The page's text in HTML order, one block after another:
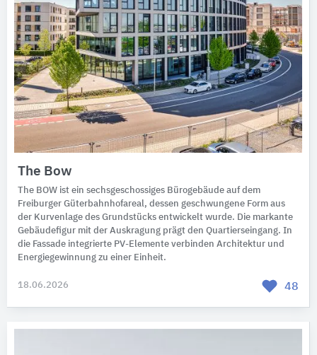
The Bow
The BOW ist ein sechsgeschossiges Bürogebäude auf dem
Freiburger Güterbahnhofareal, dessen geschwungene Form aus
der Kurvenlage des Grundstücks entwickelt wurde. Die markante
Gebäudefigur mit der Auskragung prägt den Quartierseingang. In
die Fassade integrierte PV-Elemente verbinden Architektur und
Energiegewinnung zu einer Einheit.
18.06.2026 48